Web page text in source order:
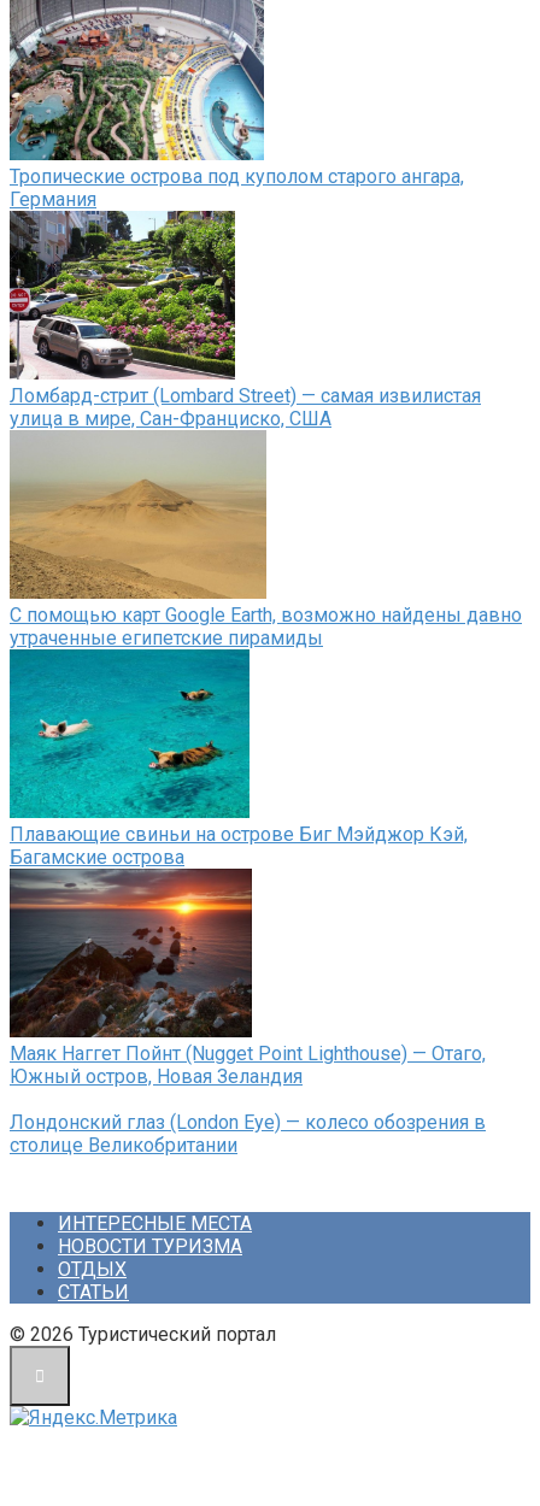
Тропические острова под куполом старого ангара,
Германия
Ломбард-стрит (Lombard Street) — самая извилистая
улица в мире, Сан-Франциско, США
С помощью карт Google Earth, возможно найдены давно
утраченные египетские пирамиды
Плавающие свиньи на острове Биг Мэйджор Кэй,
Багамские острова
Маяк Наггет Пойнт (Nugget Point Lighthouse) — Отаго,
Южный остров, Новая Зеландия
Лондонский глаз (London Eye) — колесо обозрения в
столице Великобритании
ИНТЕРЕСНЫЕ МЕСТА
НОВОСТИ ТУРИЗМА
ОТДЫХ
СТАТЬИ
© 2026 Туристический портал